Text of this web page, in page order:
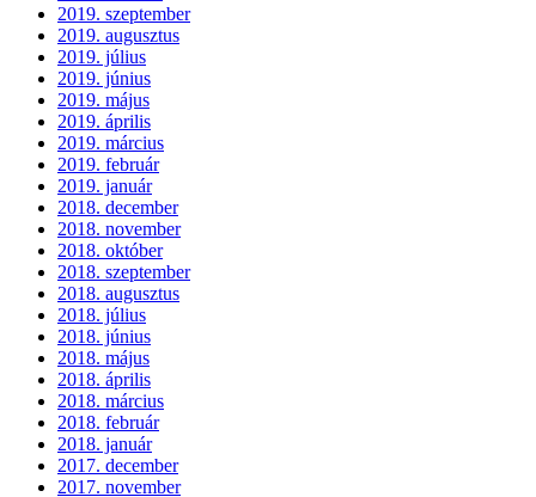
2019. szeptember
2019. augusztus
2019. július
2019. június
2019. május
2019. április
2019. március
2019. február
2019. január
2018. december
2018. november
2018. október
2018. szeptember
2018. augusztus
2018. július
2018. június
2018. május
2018. április
2018. március
2018. február
2018. január
2017. december
2017. november